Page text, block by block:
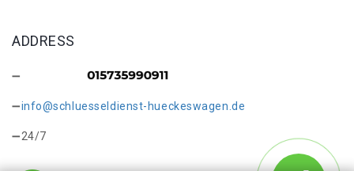
ADDRESS
info@schluesseldienst-hueckeswagen.de
24/7